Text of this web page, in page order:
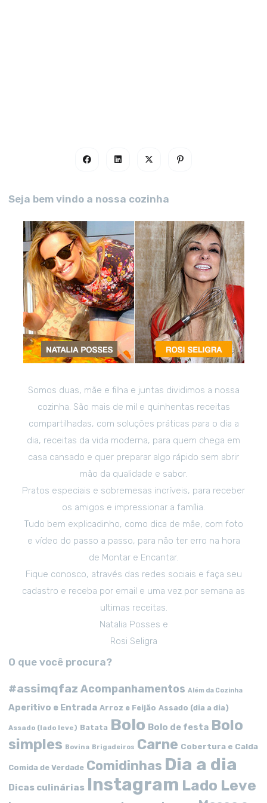
Seja bem vindo a nossa cozinha
Somos duas, mãe e filha e juntas dividimos a nossa
cozinha. São mais de mil e quinhentas receitas
compartilhadas, com soluções práticas para o dia a
dia, receitas da vida moderna, para quem chega em
casa cansado e quer preparar algo rápido sem abrir
mão da qualidade e sabor.
Pratos especiais e sobremesas incríveis, para receber
os amigos e impressionar a família.
Tudo bem explicadinho, como dica de mãe, com foto
e vídeo do passo a passo, para não ter erro na hora
de Montar e Encantar.
Fique conosco, através das redes sociais e faça seu
cadastro e receba por email e uma vez por semana as
ultimas receitas.
Natalia Posses e
Rosi Seligra
O que você procura?
#assimqfaz Acompanhamentos Além da Cozinha
Aperitivo e Entrada Arroz e Feijão Assado (dia a dia)
Assado (lado leve) Batata Bolo Bolo de festa Bolo
simples Bovina Brigadeiros Carne Cobertura e Calda
Comida de Verdade Comidinhas Dia a dia
Dicas culinárias Instagram Lado Leve